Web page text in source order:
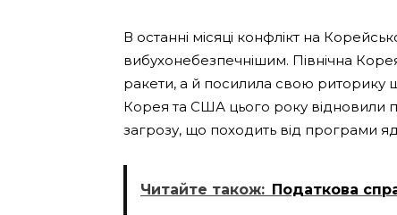
В останні місяці конфлікт на
вибухонебезпечнішим. Північна
ракети, а й посилила свою риторику
Корея та США цього року відновили
загрозу, що походить від програми
Читайте також: Податкова